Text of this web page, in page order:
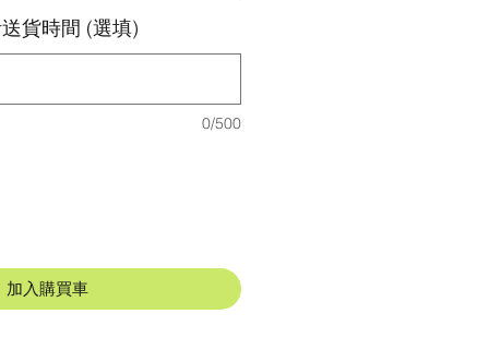
貨時間 (選填)
0/500
加入購買車